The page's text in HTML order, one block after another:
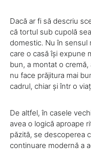
Dacă ar fi să descriu
că tortul sub cupolă
domestic. Nu în sensul
care o casă își expune
bun, a montat o
nu face prăjitura mai
cadrul, chiar și într o
De altfel, în casele
avea o logică aproape
păzită, se descoperea
continuare modernă a